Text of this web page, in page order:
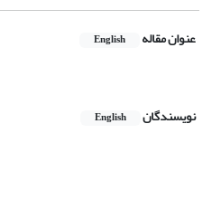
عنوان مقاله English
نویسندگان English